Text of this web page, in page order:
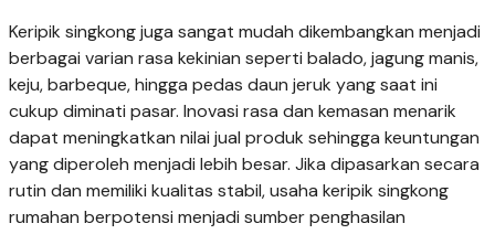
Keripik singkong juga sangat mudah dikembangkan menjadi
berbagai varian rasa kekinian seperti balado, jagung manis,
keju, barbeque, hingga pedas daun jeruk yang saat ini
cukup diminati pasar. Inovasi rasa dan kemasan menarik
dapat meningkatkan nilai jual produk sehingga keuntungan
yang diperoleh menjadi lebih besar. Jika dipasarkan secara
rutin dan memiliki kualitas stabil, usaha keripik singkong
rumahan berpotensi menjadi sumber penghasilan